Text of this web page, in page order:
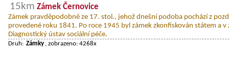
15km Zámek Černovice
Zámek pravděpodobně ze 17. stol., jehož dnešní podoba pochází z
provedené roku 1841. Po roce 1945 byl zámek zkonfiskován státem a v
Diagnostický ústav sociální péče.
Druh: Zámky , zobrazeno: 4268x